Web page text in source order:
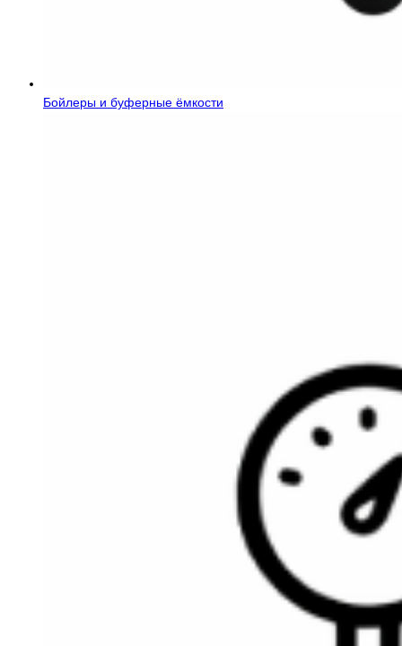
Бойлеры и буферные ёмкости